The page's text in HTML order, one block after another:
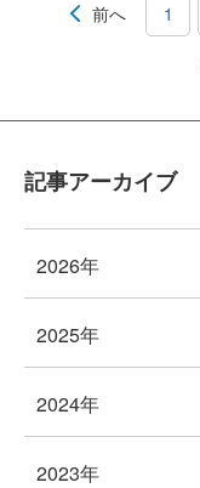
前へ 1
記事アーカイブ
2026年
2025年
2024年
2023年